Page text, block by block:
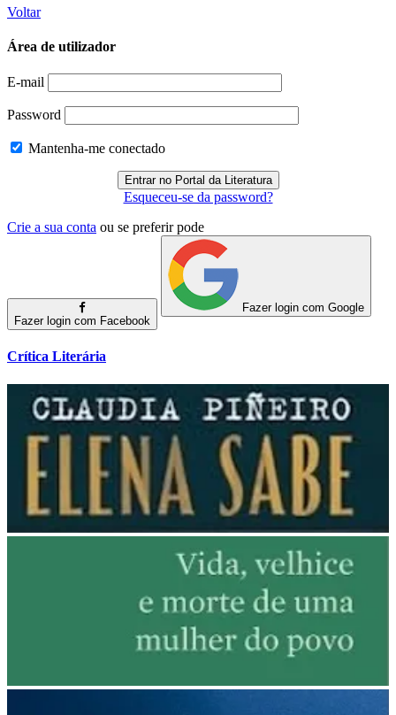
Voltar
Área de utilizador
E-mail
Password
Mantenha-me conectado
Esqueceu-se da password?
Crie a sua conta ou se preferir pode
Fazer login com Facebook
Fazer login com Google
Crítica Literária